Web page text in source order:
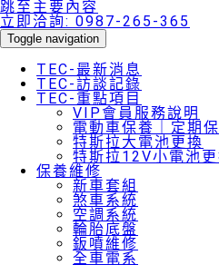
跳至主要內容
立即洽詢: 0987-265-365
Toggle navigation
TEC-最新消息
TEC-訪談記錄
TEC-重點項目
VIP會員服務說明
電動車保養｜定期
特斯拉大電池更換
特斯拉12V小電池
保養維修
新車套組
煞車系統
空調系統
輪胎底盤
鈑噴維修
全車電系